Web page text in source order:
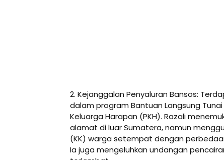
2. Kejanggalan Penyaluran Bansos:
dalam program Bantuan Langsung
Keluarga Harapan (PKH). Razali
alamat di luar Sumatera, namun
(KK) warga setempat dengan
Ia juga mengeluhkan undangan